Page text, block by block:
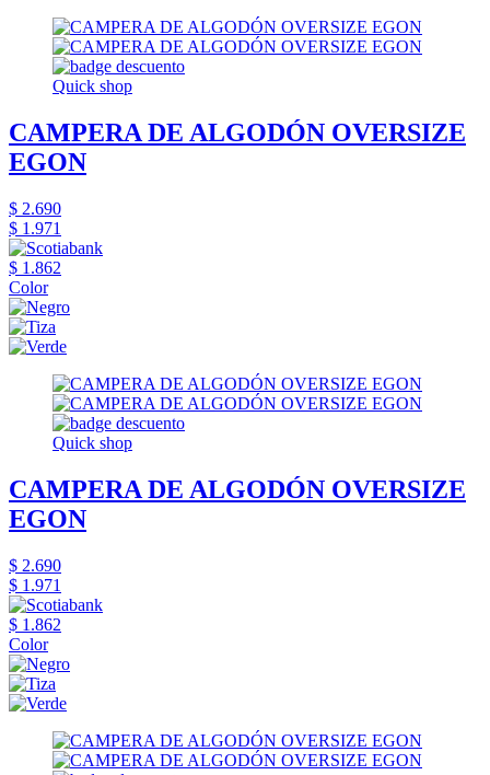
Quick shop
CAMPERA DE ALGODÓN OVERSIZE
EGON
$ 2.690
$ 1.971
$ 1.862
Color
Quick shop
CAMPERA DE ALGODÓN OVERSIZE
EGON
$ 2.690
$ 1.971
$ 1.862
Color